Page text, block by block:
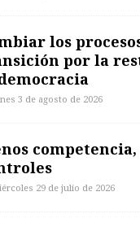
los
por la
3 de agosto de 2026
competencia,
29 de julio de 2026